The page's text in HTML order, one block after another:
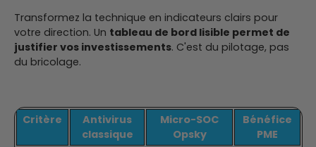
Transformez la technique en indicateurs clairs pour
votre direction. Un tableau de bord lisible permet de
justifier vos investissements. C'est du pilotage, pas
du bricolage.
Critère
Antivirus
classique
Micro-SOC
Opsky
Bénéfice
PME